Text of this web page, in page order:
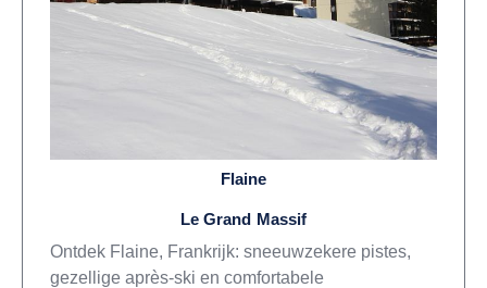
Flaine
Le Grand Massif
Ontdek Flaine, Frankrijk: sneeuwzekere pistes,
gezellige après-ski en comfortabele